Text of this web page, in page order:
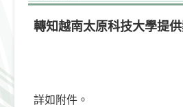
轉知越南太原科技大學提
詳如附件。